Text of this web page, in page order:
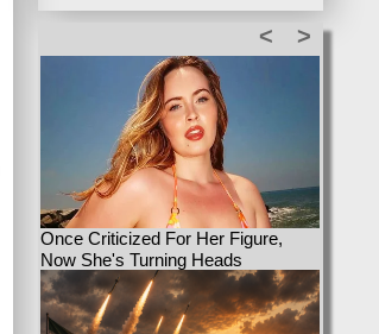
>
<
Once Criticized For Her Figure,
Now She's Turning Heads